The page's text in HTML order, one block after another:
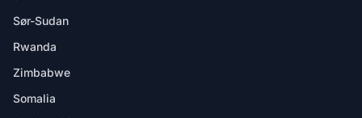
Sør-Sudan
Rwanda
Zimbabwe
Somalia